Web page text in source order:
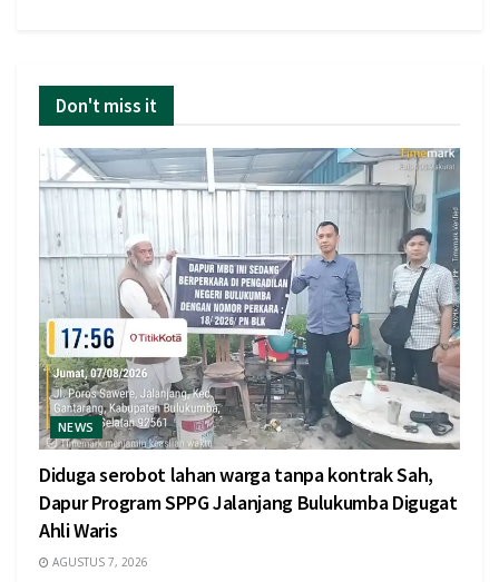
Don't miss it
NEWS
Diduga serobot lahan warga tanpa kontrak Sah,
Dapur Program SPPG Jalanjang Bulukumba Digugat
Ahli Waris
AGUSTUS 7, 2026